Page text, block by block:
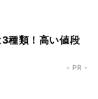
種類！高い値段
- PR -